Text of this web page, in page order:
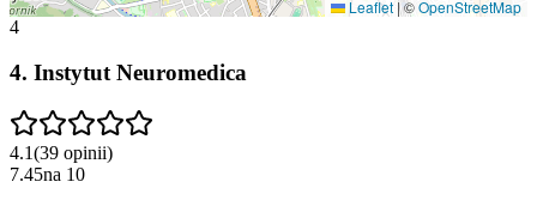
Leaflet |©OpenStreetMap
4
4. Instytut Neuromedica
4.1(39 opinii)
7.45na 10